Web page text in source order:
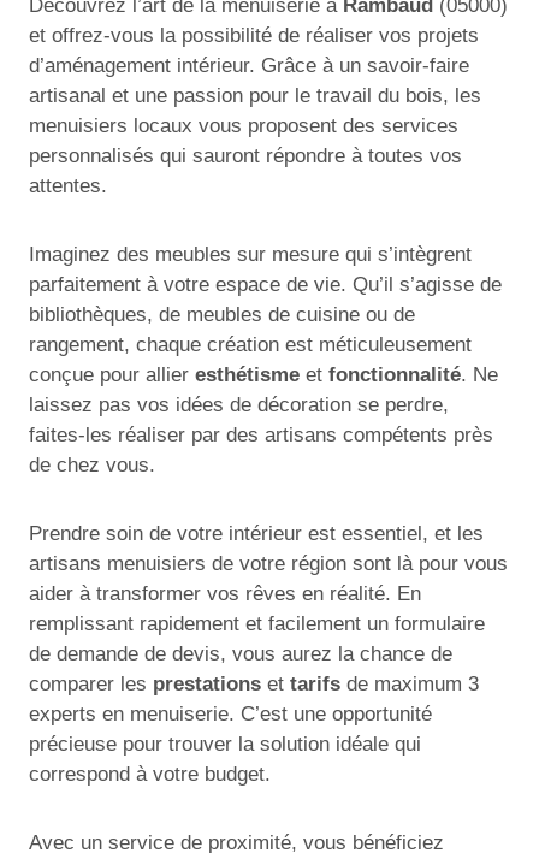
Découvrez l’art de la menuiserie à Rambaud (05000)
et offrez-vous la possibilité de réaliser vos projets
d’aménagement intérieur. Grâce à un savoir-faire
artisanal et une passion pour le travail du bois, les
menuisiers locaux vous proposent des services
personnalisés qui sauront répondre à toutes vos
attentes.
Imaginez des meubles sur mesure qui s’intègrent
parfaitement à votre espace de vie. Qu’il s’agisse de
bibliothèques, de meubles de cuisine ou de
rangement, chaque création est méticuleusement
conçue pour allier esthétisme et fonctionnalité. Ne
laissez pas vos idées de décoration se perdre,
faites-les réaliser par des artisans compétents près
de chez vous.
Prendre soin de votre intérieur est essentiel, et les
artisans menuisiers de votre région sont là pour vous
aider à transformer vos rêves en réalité. En
remplissant rapidement et facilement un formulaire
de demande de devis, vous aurez la chance de
comparer les prestations et tarifs de maximum 3
experts en menuiserie. C’est une opportunité
précieuse pour trouver la solution idéale qui
correspond à votre budget.
Avec un service de proximité, vous bénéficiez